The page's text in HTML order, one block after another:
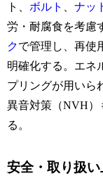
ト、 ボルト 、ナッ
労・耐腐食を考慮
クで管理し、再使
明確化する。エネ
プリングが用いら
異音対策（NVH）
る。
安全・取り扱